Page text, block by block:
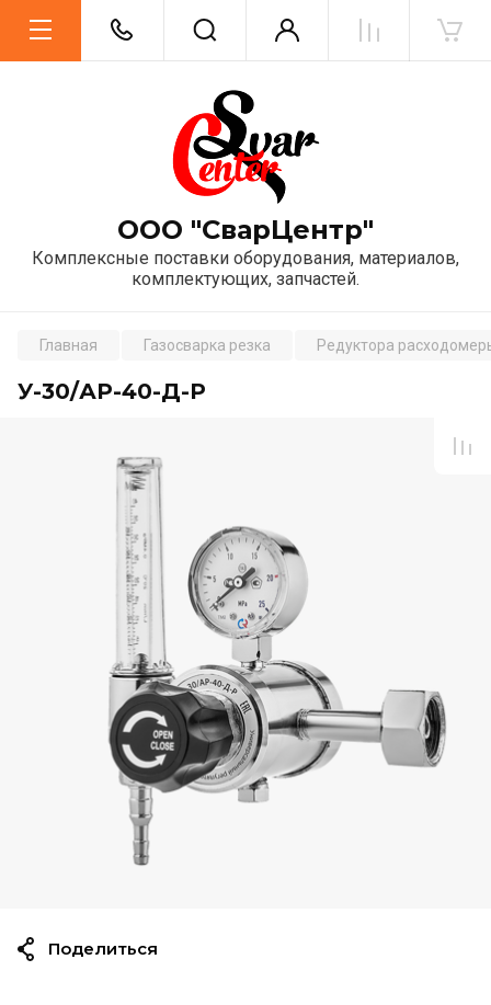
ООО "СварЦентр"
Комплексные поставки оборудования, материалов,
комплектующих, запчастей.
Главная Газосварка резка Редуктора
У-30/АР-40-Д-Р
Поделиться